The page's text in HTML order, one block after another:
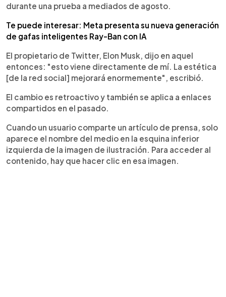
durante una prueba a mediados de agosto.
Te puede interesar: Meta presenta su nueva generación
de gafas inteligentes Ray-Ban con IA
El propietario de Twitter, Elon Musk, dijo en aquel
entonces: "esto viene directamente de mí. La estética
[de la red social] mejorará enormemente", escribió.
El cambio es retroactivo y también se aplica a enlaces
compartidos en el pasado.
Cuando un usuario comparte un artículo de prensa, solo
aparece el nombre del medio en la esquina inferior
izquierda de la imagen de ilustración. Para acceder al
contenido, hay que hacer clic en esa imagen.